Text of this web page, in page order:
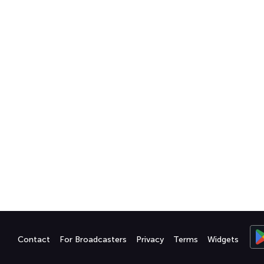
Contact For Broadcasters Privacy Terms Widgets